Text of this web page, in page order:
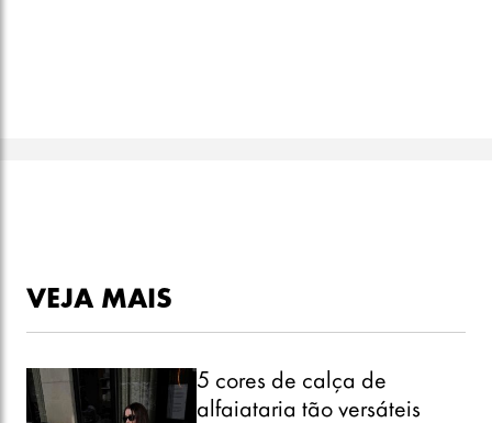
VEJA MAIS
5 cores de calça de
alfaiataria tão versáteis